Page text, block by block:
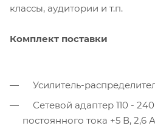
классы, аудитории и т.п.
Комплект поставки
Усилитель-
Сетевой адаптер 110 -
постоянного тока +5 В, 2,6